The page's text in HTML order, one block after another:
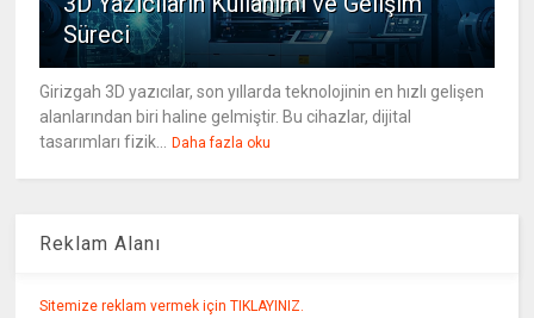
Süreci
Girizgah 3D yazıcılar, son yıllarda teknolojinin en hızlı gelişen
alanlarından biri haline gelmiştir. Bu cihazlar, dijital
tasarımları fizik...
Daha fazla oku
Reklam Alanı
Sitemize reklam vermek için TIKLAYINIZ.